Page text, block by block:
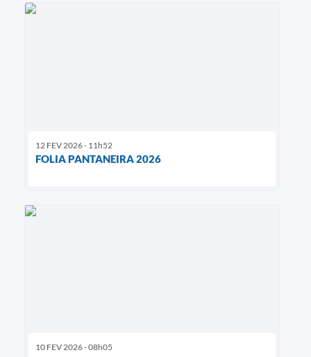
12 FEV 2026 - 11h52
FOLIA PANTANEIRA 2026
10 FEV 2026 - 08h05